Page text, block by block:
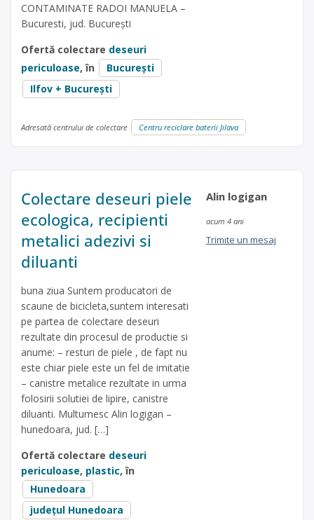
CONTAMINATE RADOI MANUELA –
Bucuresti, jud. București
Ofertă colectare deseuri
periculoase, în
București
Ilfov + București
Adresată centrului de colectare Centru reciclare baterii Jilava
Colectare deseuri piele
ecologica, recipienti
metalici adezivi si
diluanti
buna ziua Suntem producatori de
scaune de bicicleta,suntem interesati
pe partea de colectare deseuri
rezultate din procesul de productie si
anume: – resturi de piele , de fapt nu
este chiar piele este un fel de imitatie
– canistre metalice rezultate in urma
folosirii solutiei de lipire, canistre
diluanti. Multumesc Alin logigan –
hunedoara, jud. […]
Ofertă colectare deseuri
periculoase, plastic, în
Hunedoara
județul Hunedoara
Alin logigan
acum 4 ani
Trimite un mesaj